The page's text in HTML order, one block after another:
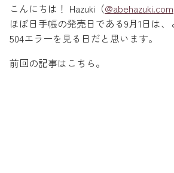
こんにちは！ Hazuki（@abehazuki.com
ほぼ日手帳の発売日である9月1日は
504エラーを見る日だと思います。
前回の記事はこちら。